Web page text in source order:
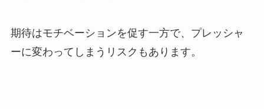
期待はモチベーションを促す一方で、プレッシャ
ーに変わってしまうリスクもあります。